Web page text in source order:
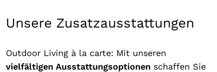
Unsere Zusatzausstattungen
Outdoor Living à la carte: Mit unseren
vielfältigen Ausstattungsoptionen schaffen Sie